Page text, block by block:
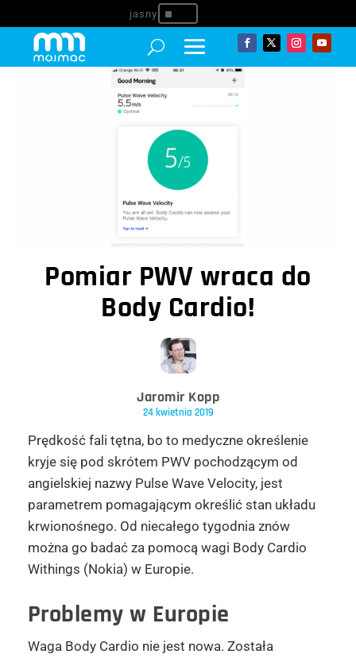
^
Pomiar PWV wraca do
Body Cardio!
Jaromir Kopp
24 kwietnia 2019
Prędkość fali tętna, bo to medyczne określenie
kryje się pod skrótem PWV pochodzącym od
angielskiej nazwy Pulse Wave Velocity, jest
parametrem pomagającym określić stan układu
krwionośnego. Od niecałego tygodnia znów
można go badać za pomocą wagi Body Cardio
Withings (Nokia) w Europie.
Problemy w Europie
Waga Body Cardio nie jest nowa. Została